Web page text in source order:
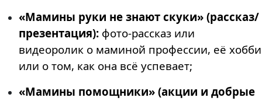
«Мамины руки не знают скуки» (рассказ/
презентация): фото-рассказ или
видеоролик о маминой профессии, её хобби
или о том, как она всё успевает;
«Мамины помощники» (акции и добрые